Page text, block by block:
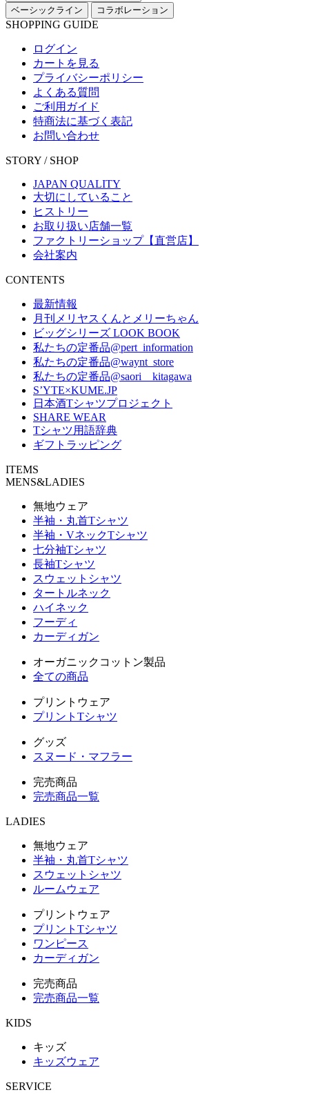
ベーシックライン
コラボレーション
SHOPPING GUIDE
ログイン
カートを見る
プライバシーポリシー
よくある質問
ご利用ガイド
特商法に基づく表記
お問い合わせ
STORY / SHOP
JAPAN QUALITY
大切にしていること
ヒストリー
お取り扱い店舗一覧
ファクトリーショップ【直営店】
会社案内
CONTENTS
最新情報
月刊メリヤスくんとメリーちゃん
ビッグシリーズ LOOK BOOK
私たちの定番品@pert_information
私たちの定番品@waynt_store
私たちの定番品@saori__kitagawa
S’YTE×KUME.JP
日本酒Tシャツプロジェクト
SHARE WEAR
Tシャツ用語辞典
ギフトラッピング
ITEMS
MENS&LADIES
無地ウェア
半袖・丸首Tシャツ
半袖・VネックTシャツ
七分袖Tシャツ
長袖Tシャツ
スウェットシャツ
タートルネック
ハイネック
フーディ
カーディガン
オーガニックコットン製品
全ての商品
プリントウェア
プリントTシャツ
グッズ
スヌード・マフラー
完売商品
完売商品一覧
LADIES
無地ウェア
半袖・丸首Tシャツ
スウェットシャツ
ルームウェア
プリントウェア
プリントTシャツ
ワンピース
カーディガン
完売商品
完売商品一覧
KIDS
キッズ
キッズウェア
SERVICE